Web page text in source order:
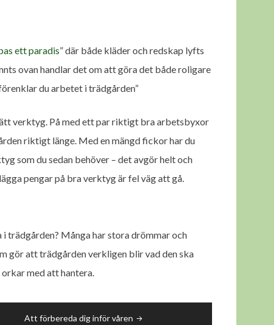
ett paradis” där både kläder och redskap lyfts
ovan handlar det om att göra det både roligare
du arbetet i trädgården”
verktyg. På med ett par riktigt bra arbetsbyxor
riktigt länge. Med en mängd fickor har du
som du sedan behöver – det avgör helt och
pengar på bra verktyg är fel väg att gå.
trädgården? Många har stora drömmar och
gör att trädgården verkligen blir vad den ska
med att hantera.
Att förbereda dig inför våren